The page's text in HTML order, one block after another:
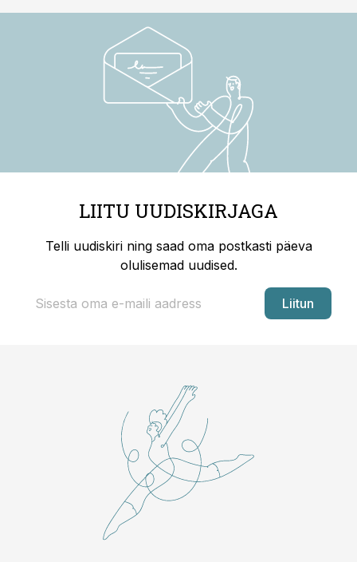
LIITU UUDISKIRJAGA
Telli uudiskiri ning saad oma postkasti päeva
olulisemad uudised.
Liitun